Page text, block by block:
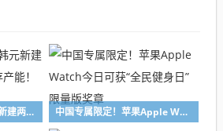
SK海力士砸54万亿韩元新建两座晶圆厂：扩容内存产能！最快2028年投产 中国专属限定！苹果Apple Watch今日可获“全民健身日”限量版奖章